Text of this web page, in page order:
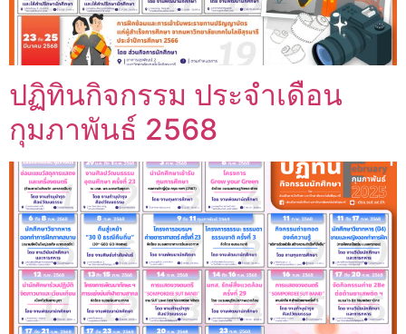
ปฏิทินกิจกรรม ประจำเดือน
กุมภาพันธ์ 2568